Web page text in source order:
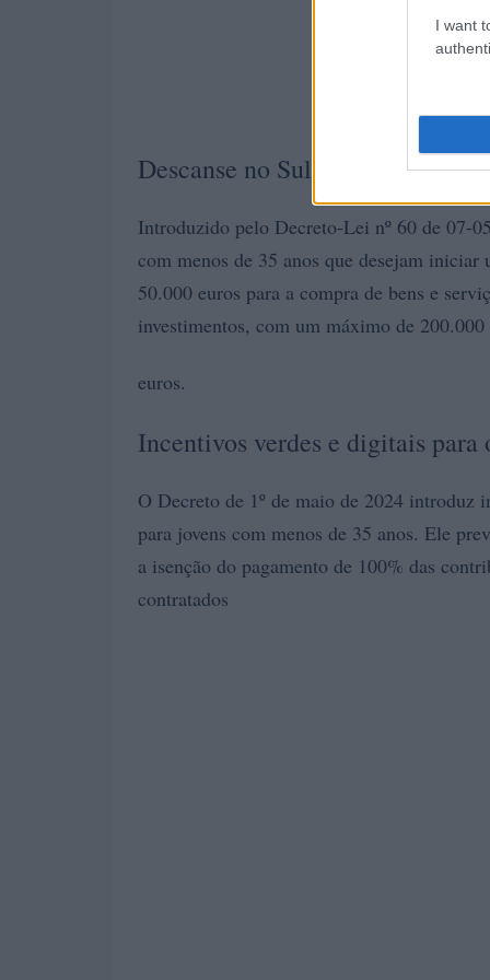
I want
Descanse no Sul 2.0
Introduzido pelo Decreto-Lei nº 60 de 07-
com menos de 35 anos que desejam
50.000 euros para a compra de bens e
investimentos, com um máximo de 200.000
euros.
Incentivos verdes e digitais
O Decreto de 1º de maio de 2024 introduz
para jovens com menos de 35 anos. Ele
a isenção do pagamento de 100% das
contratados